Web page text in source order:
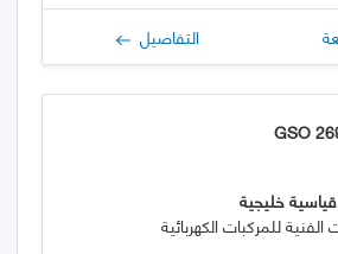
التفاصيل
GSO
خليجية
الفنية للمركبات الكهربائية